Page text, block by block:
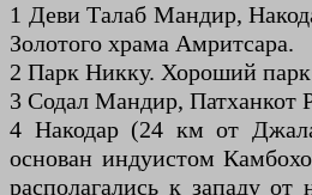
1 Деви Талаб Мандир,
Золотого храма Амритсара.
2 Парк Никку. Хороший парк
3 Содал Мандир, Патханкот
4 Накодар (24 км от
основан индуистом
располагались к западу